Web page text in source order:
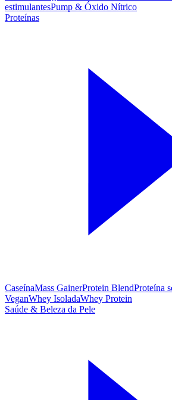
estimulantesPump & Óxido Nítrico
Proteínas
CaseínaMass GainerProtein BlendProteína
VeganWhey IsoladaWhey Protein
Saúde & Beleza da Pele